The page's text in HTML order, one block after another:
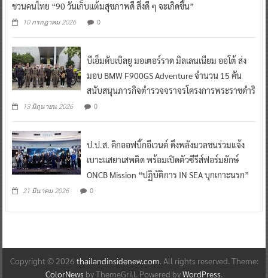
ชวนคนไทย “90 วันเก็บแต้มสุขภาพดี สิ่งดี ๆ จะเกิดขึ้น”
10 กรกฎาคม 2026 0
บีเอ็มดับเบิลยู มอเตอร์ราด มิลเลนเนียม ออโต้ ส่ง
มอบ BMW F900GS Adventure จำนวน 15 คัน
สนับสนุนภารกิจตำรวจจราจรโครงการพระราชดำริ
13 มิถุนายน 2026 0
ป.ป.ส. คิกออฟบิ๊กอีเวนต์ ดึงพลังมวลชนร่วมแจ้ง
เบาะแสยาเสพติด พร้อมเปิดตัวซีรีส์ฟอร์มยักษ์
ONCB Mission “ปฏิบัติการ IN SEA บุกเกาะนรก”
21 มีนาคม 2026 0
Copyright © 2026 thailandinsidenew.com. All rights reserved. Theme:
ColorNews by ThemeGrill. Powered byWordPress.